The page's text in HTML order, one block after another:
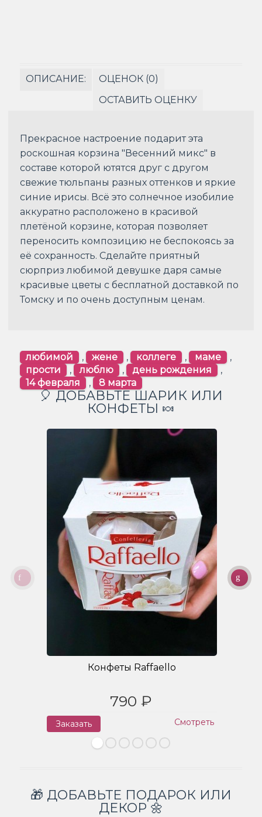
ОПИСАНИЕ:
ОЦЕНОК (0)
ОСТАВИТЬ ОЦЕНКУ
Прекрасное настроение подарит эта
роскошная корзина "Весенний микс" в
составе которой ютятся друг с другом
свежие тюльпаны разных оттенков и яркие
синие ирисы. Всё это солнечное изобилие
аккуратно расположено в красивой
плетёной корзине, которая позволяет
переносить композицию не беспокоясь за
её сохранность. Сделайте приятный
сюрприз любимой девушке даря самые
красивые цветы с бесплатной доставкой по
Томску и по очень доступным ценам.
любимой , жене , коллеге , маме
,
прости
, люблю , день рождения
,
14 февраля
, 8 марта
🎈 ДОБАВЬТЕ ШАРИК ИЛИ
КОНФЕТЫ 🍬
Конфеты Raffaello
790 ₽
Заказать Смотреть
🎁 ДОБАВЬТЕ ПОДАРОК ИЛИ
ДЕКОР 🌼